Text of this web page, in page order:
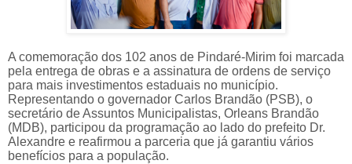
A comemoração dos 102 anos de Pindaré-Mirim foi marcada
pela entrega de obras e a assinatura de ordens de serviço
para mais investimentos estaduais no município.
Representando o governador Carlos Brandão (PSB), o
secretário de Assuntos Municipalistas, Orleans Brandão
(MDB), participou da programação ao lado do prefeito Dr.
Alexandre e reafirmou a parceria que já garantiu vários
benefícios para a população.